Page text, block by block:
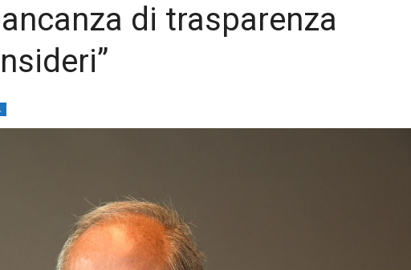
di trasparenza